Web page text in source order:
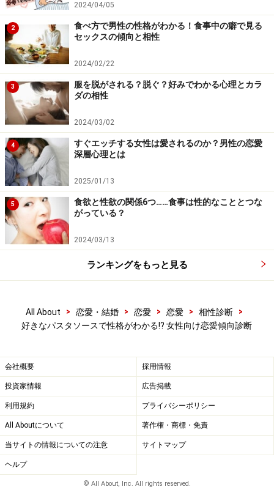
2024/04/05
2
食べ方で男性の性格がわかる！食事中の癖で見る
セックスの傾向と相性
2024/02/22
3
服を脱がされる？脱ぐ？好みでわかる心理とカラ
ダの相性
2024/03/02
4
すぐエッチする女性は愛されるのか？男性の恋愛
深層心理とは
2025/01/13
5
食欲と性欲の関係6つ……食事は性的なこととつな
がっている？
2024/03/13
ランキングをもっと見る
All About > 恋愛・結婚 > 恋愛 > 恋愛 > 相性診断
>
好きなパスタソースで性格がわかる!? 女性向け恋愛傾向診断
会社概要 採用情報
投資家情報 広告掲載
利用規約 プライバシーポリシー
All Aboutについて 著作権・商標・免責
当サイトの情報についての注意 サイトマップ
ヘルプ
© All About, Inc. All rights reserved.